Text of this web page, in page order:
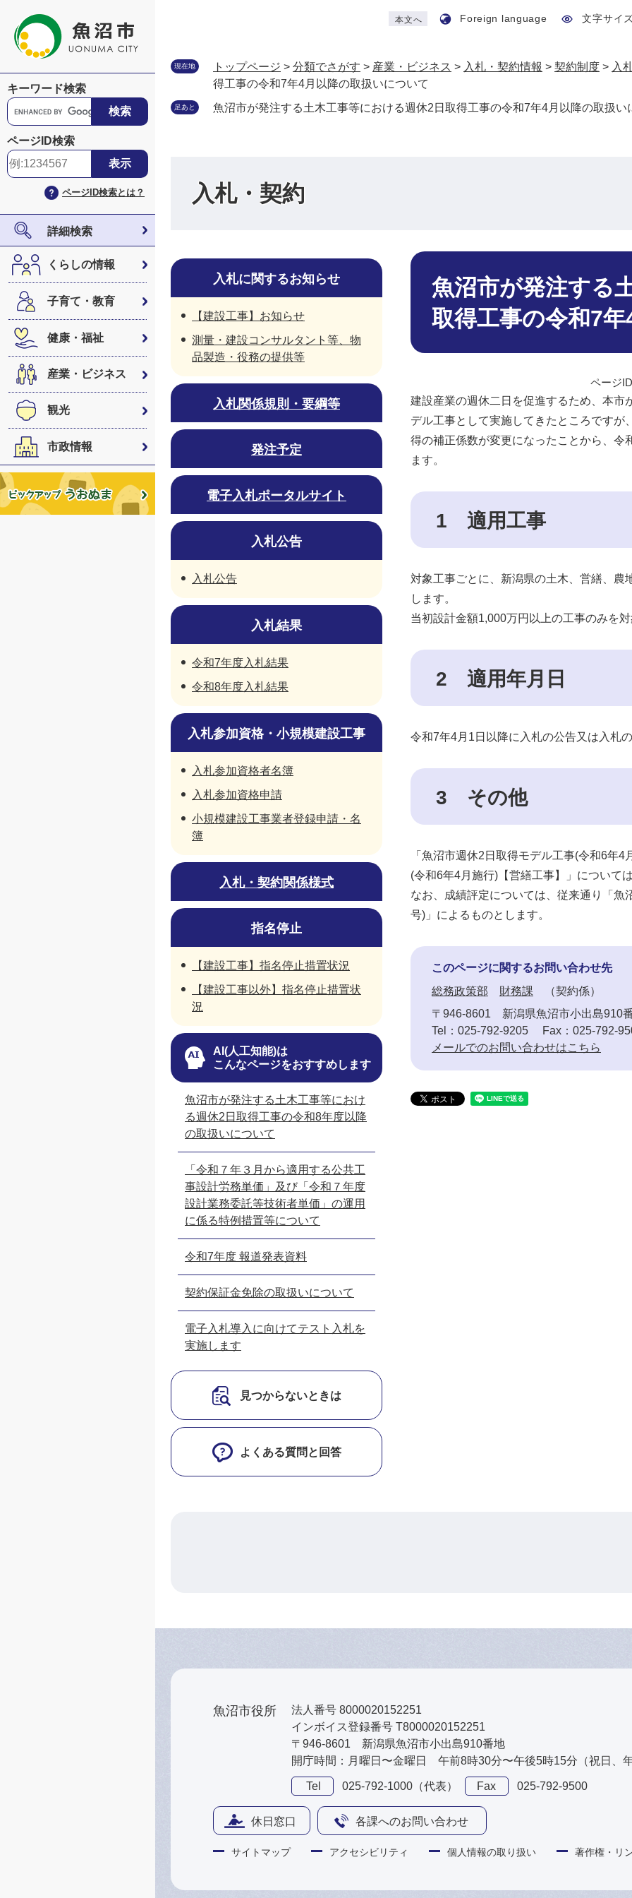
本文へ Foreign language 文字サイ
キーワード検索
G
o
o
g
ス
タ
ム
検
索
ページID検索
ページID検索とは？
詳細検索
くらしの情報
子育て・教育
健康・福祉
産業・ビジネス
観光
市政情報
現在地 トップページ > 分類でさがす > 産業・ビジネス > 入札・契約情報 > 契約制度 > 入
得工事の令和7年4月以降の取扱いについて
足あと 魚沼市が発注する土木工事等における週休2日取得工事の令和7年4月以降の取扱い
入札・契約
本
魚沼市が発注する
取得工事の令和7
ページ
建設産業の週休二日を促進するため、本市
デル工事として実施してきたところですが
得の補正係数が変更になったことから、令
ます。
1 適用工事
対象工事ごとに、新潟県の土木、営繕、農
します。
当初設計金額1,000万円以上の工事のみを対
2 適用年月日
令和7年4月1日以降に入札の公告又は入札
3 その他
「魚沼市週休2日取得モデル工事(令和6年
(令和6年4月施行)【営繕工事】」について
なお、成績評定については、従来通り「
号)」によるものとします。
このページに関するお問い合わせ先
総務政策部
財務課
契約係
〒946-8601
新潟県魚沼市小出島910
Tel：025-792-9205
Fax：025-792-
メールでのお問い合わせはこちら
入札に関するお知らせ
【建設工事】お知らせ
測量・建設コンサルタント等、物
品製造・役務の提供等
入札関係規則・要綱等
発注予定
電子入札ポータルサイト
入札公告
入札公告
入札結果
令和7年度入札結果
令和8年度入札結果
入札参加資格・小規模建設工事
入札参加資格者名簿
入札参加資格申請
小規模建設工事業者登録申請・名
簿
入札・契約関係様式
指名停止
【建設工事】指名停止措置状況
【建設工事以外】指名停止措置状
況
AI(人工知能)は
こんなページをおすすめします
魚沼市が発注する土木工事等におけ
る週休2日取得工事の令和8年度以降
の取扱いについて
「令和７年３月から適用する公共工
事設計労務単価」及び「令和７年度
設計業務委託等技術者単価」の運用
に係る特例措置等について
令和7年度 報道発表資料
契約保証金免除の取扱いについて
電子入札導入に向けてテスト入札を
実施します
見つからないときは
よくある質問と回答
魚沼市役所
法人番号 8000020152251
インボイス登録番号 T8000020152251
〒946-8601 新潟県魚沼市小出島910番地
開庁時間：月曜日〜金曜日 午前8時30分〜午後5時15分（祝日、年
Tel 025-792-1000（代表） Fax 025-792-9500
休日窓口 各課へのお問い合わせ
サイトマップ アクセシビリティ 個人情報の取り扱い 著作権・リ